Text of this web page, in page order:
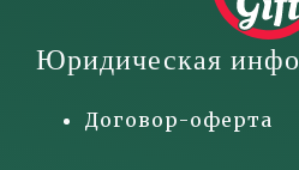
Юридическая
Договор-оферта